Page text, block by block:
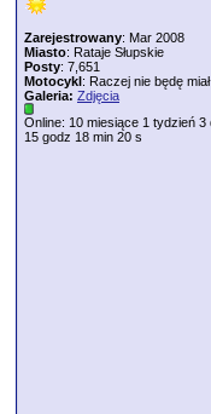
Zarejestrowany: Mar 2008
Miasto: Rataje Słupskie
Posty: 7,651
Motocykl: Raczej nie będę miał
Galeria: Zdjęcia
Online: 10 miesiące 1 tydzień 3
15 godz 18 min 20 s